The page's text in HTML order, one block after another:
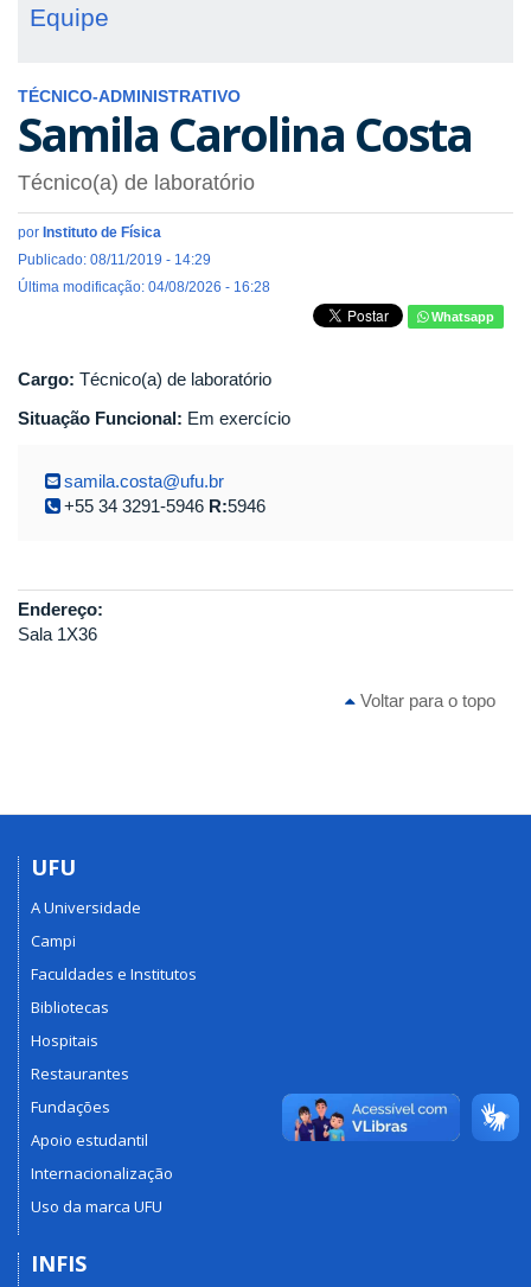
Equipe
TÉCNICO-ADMINISTRATIVO
Samila Carolina Costa
Técnico(a) de laboratório
por Instituto de Física
Publicado: 08/11/2019 - 14:29
Última modificação: 04/08/2026 - 16:28
Whatsapp
Cargo: Técnico(a) de laboratório
Situação Funcional: Em exercício
samila.costa@ufu.br
+55 34 3291-5946 R:5946
Endereço:
Sala 1X36
Voltar para o topo
UFU
A Universidade
Campi
Faculdades e Institutos
Bibliotecas
Hospitais
Restaurantes
Fundações
Apoio estudantil
Internacionalização
Uso da marca UFU
INFIS